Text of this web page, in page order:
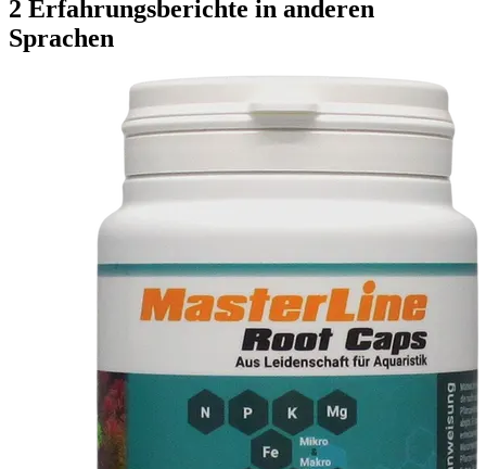
2 Erfahrungsberichte in anderen
Sprachen